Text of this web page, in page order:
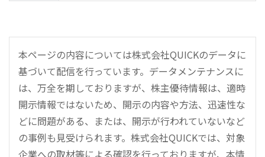
本ページの内容については株式会社QUICKのデータに
基づいて配信を行っています。データメンテナンスに
は、万全を期しておりますが、株主優待情報は、適時
開示情報ではないため、開示の内容や方法、迅速性な
どに問題がある、または、開示が行われていないなど
の事例も見受けられます。株式会社QUICKでは、対象
企業への取材等による確認を行っておりますが、本情